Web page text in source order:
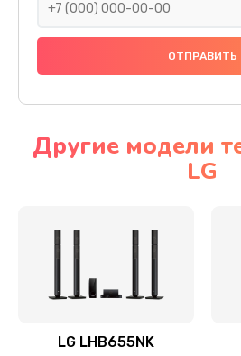
Прошивка
Ремонт механики
Ремонт / замена кнопок,
Другие модели
LG
LG LHB655NK